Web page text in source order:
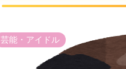
芸能・アイドル